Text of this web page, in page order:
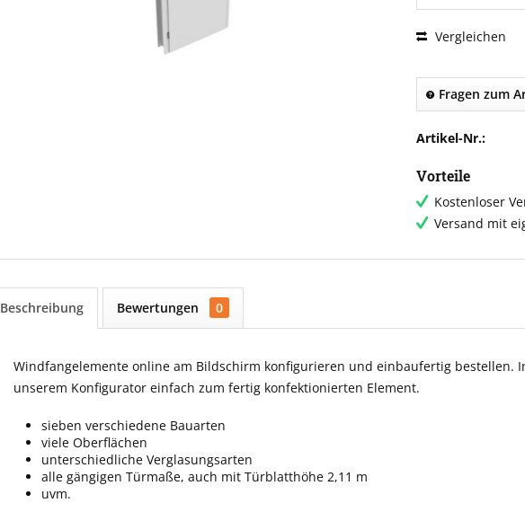
Vergleichen
Fragen zum
Artikel-Nr.:
Vorteile
Kostenloser
Versand mit
Beschreibung Bewertungen 0
Windfangelemente online am Bildschirm konfigurieren und einbaufertig bestellen.
unserem Konfigurator einfach zum fertig konfektionierten Element.
sieben verschiedene Bauarten
viele Oberflächen
unterschiedliche Verglasungsarten
alle gängigen Türmaße, auch mit Türblatthöhe 2,11 m
uvm.